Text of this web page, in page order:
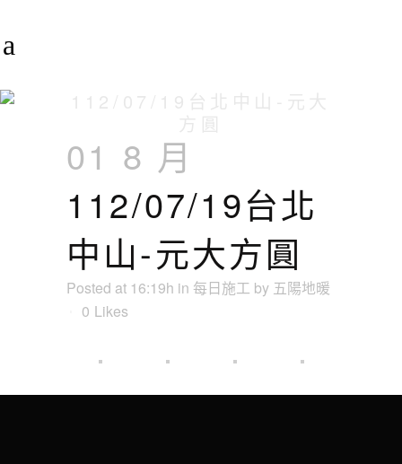
01 8 月
112/07/19台北
中山-元大方圓
Posted at 16:19h in 每日施工 by 五陽地暖
0 Likes